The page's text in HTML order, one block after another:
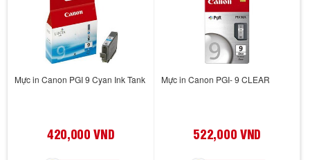
Mực in Canon PGI 9 Cyan Ink Tank
420,000 VND
Mực in Canon PGI- 9 CLEAR
522,000 VND